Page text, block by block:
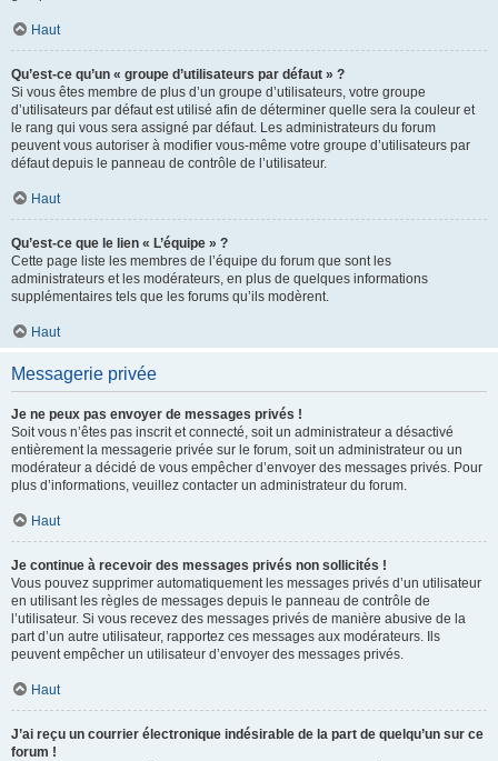
Haut
Qu’est-ce qu’un « groupe d’utilisateurs par défaut » ?
Si vous êtes membre de plus d’un groupe d’utilisateurs, votre groupe
d’utilisateurs par défaut est utilisé afin de déterminer quelle sera la couleur et
le rang qui vous sera assigné par défaut. Les administrateurs du forum
peuvent vous autoriser à modifier vous-même votre groupe d’utilisateurs par
défaut depuis le panneau de contrôle de l’utilisateur.
Haut
Qu’est-ce que le lien « L’équipe » ?
Cette page liste les membres de l’équipe du forum que sont les
administrateurs et les modérateurs, en plus de quelques informations
supplémentaires tels que les forums qu’ils modèrent.
Haut
Messagerie privée
Je ne peux pas envoyer de messages privés !
Soit vous n’êtes pas inscrit et connecté, soit un administrateur a désactivé
entièrement la messagerie privée sur le forum, soit un administrateur ou un
modérateur a décidé de vous empêcher d’envoyer des messages privés. Pour
plus d’informations, veuillez contacter un administrateur du forum.
Haut
Je continue à recevoir des messages privés non sollicités !
Vous pouvez supprimer automatiquement les messages privés d’un utilisateur
en utilisant les règles de messages depuis le panneau de contrôle de
l’utilisateur. Si vous recevez des messages privés de manière abusive de la
part d’un autre utilisateur, rapportez ces messages aux modérateurs. Ils
peuvent empêcher un utilisateur d’envoyer des messages privés.
Haut
J’ai reçu un courrier électronique indésirable de la part de quelqu’un sur ce
forum !